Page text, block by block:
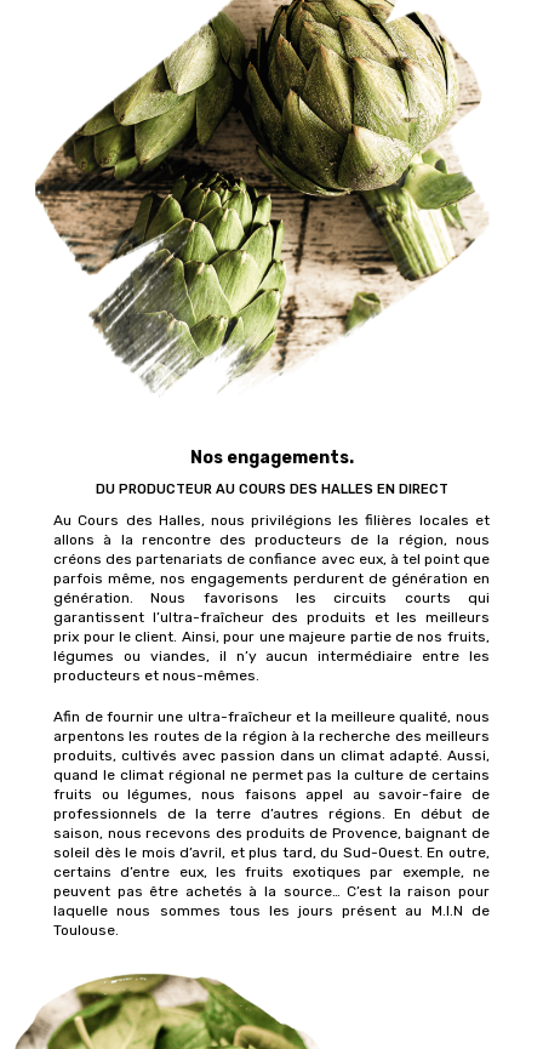
Nos engagements.
DU PRODUCTEUR AU COURS DES HALLES EN DIRECT
Au Cours des Halles, nous privilégions les filières locales et
allons à la rencontre des producteurs de la région, nous
créons des partenariats de confiance avec eux, à tel point que
parfois même, nos engagements perdurent de génération en
génération. Nous favorisons les circuits courts qui
garantissent l’ultra-fraîcheur des produits et les meilleurs
prix pour le client. Ainsi, pour une majeure partie de nos fruits,
légumes ou viandes, il n’y aucun intermédiaire entre les
producteurs et nous-mêmes.
Afin de fournir une ultra-fraîcheur et la meilleure qualité, nous
arpentons les routes de la région à la recherche des meilleurs
produits, cultivés avec passion dans un climat adapté. Aussi,
quand le climat régional ne permet pas la culture de certains
fruits ou légumes, nous faisons appel au savoir-faire de
professionnels de la terre d’autres régions. En début de
saison, nous recevons des produits de Provence, baignant de
soleil dès le mois d’avril, et plus tard, du Sud-Ouest. En outre,
certains d’entre eux, les fruits exotiques par exemple, ne
peuvent pas être achetés à la source… C’est la raison pour
laquelle nous sommes tous les jours présent au M.I.N de
Toulouse.